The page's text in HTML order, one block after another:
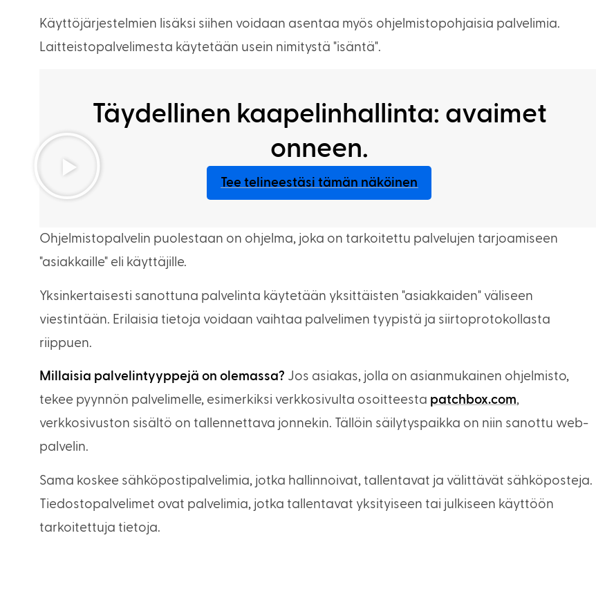
Käyttöjärjestelmien lisäksi siihen voidaan asentaa myös ohjelmistopohjaisia palvelimia.
Laitteistopalvelimesta käytetään usein nimitystä "isäntä".
Täydellinen kaapelinhallinta: avaimet
onneen.
Tee telineestäsi tämän näköinen
Ohjelmistopalvelin puolestaan on ohjelma, joka on tarkoitettu palvelujen tarjoamiseen
"asiakkaille" eli käyttäjille.
Yksinkertaisesti sanottuna palvelinta käytetään yksittäisten "asiakkaiden" väliseen
viestintään. Erilaisia tietoja voidaan vaihtaa palvelimen tyypistä ja siirtoprotokollasta
riippuen.
Millaisia palvelintyyppejä on olemassa? Jos asiakas, jolla on asianmukainen ohjelmisto,
tekee pyynnön palvelimelle, esimerkiksi verkkosivulta osoitteesta patchbox.com,
verkkosivuston sisältö on tallennettava jonnekin. Tällöin säilytyspaikka on niin sanottu web-
palvelin.
Sama koskee sähköpostipalvelimia, jotka hallinnoivat, tallentavat ja välittävät sähköposteja.
Tiedostopalvelimet ovat palvelimia, jotka tallentavat yksityiseen tai julkiseen käyttöön
tarkoitettuja tietoja.